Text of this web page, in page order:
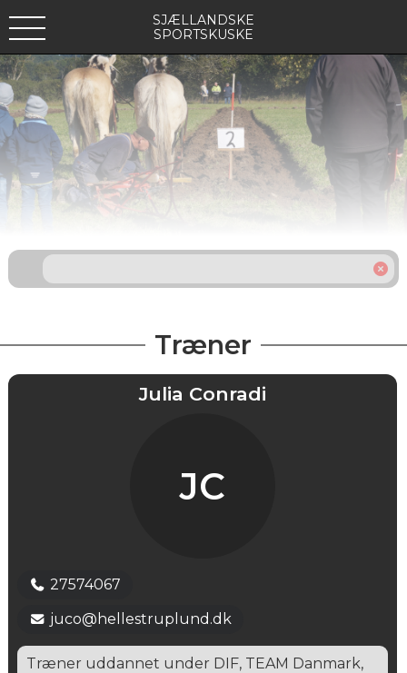
SJÆLLANDSKE
SPORTSKUSKE
Træner
Julia Conradi
JC
27574067
juco@hellestruplund.dk
Træner uddannet under DIF, TEAM Danmark,